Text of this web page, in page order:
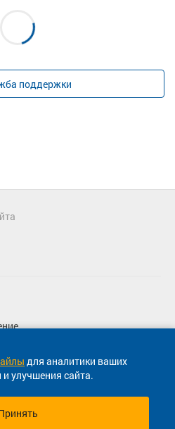
поддержки
для аналитики ваших
улучшения сайта.
сообщения
Онлайн сервис продажи